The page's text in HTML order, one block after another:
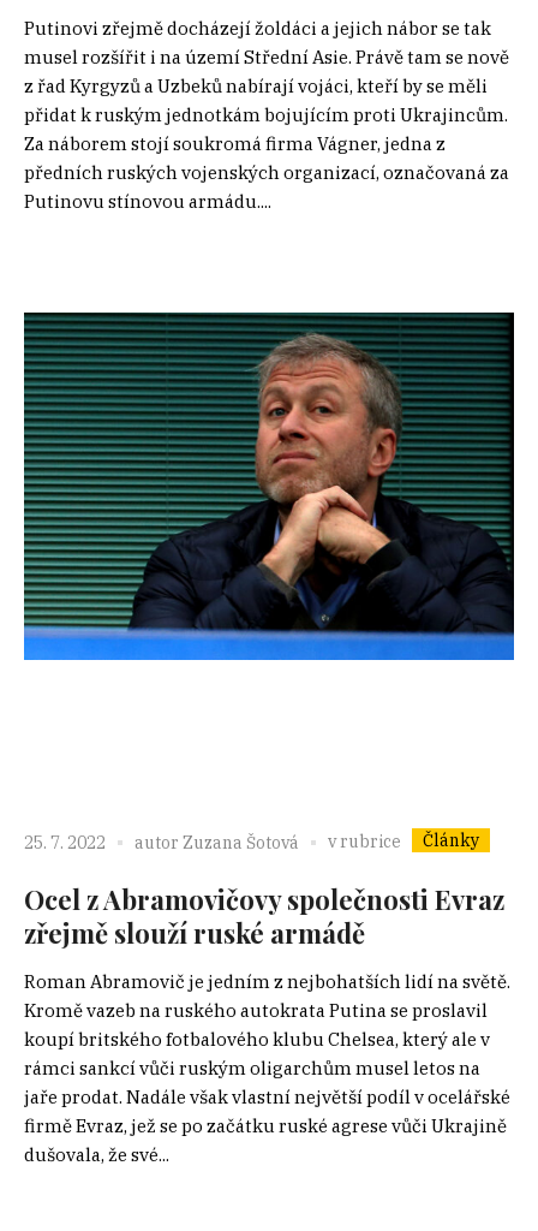
Putinovi zřejmě docházejí žoldáci a jejich nábor se tak
musel rozšířit i na území Střední Asie. Právě tam se nově
z řad Kyrgyzů a Uzbeků nabírají vojáci, kteří by se měli
přidat k ruským jednotkám bojujícím proti Ukrajincům.
Za náborem stojí soukromá firma Vágner, jedna z
předních ruských vojenských organizací, označovaná za
Putinovu stínovou armádu....
25. 7. 2022 autor Zuzana Šotová v rubrice Články
Ocel z Abramovičovy společnosti Evraz
zřejmě slouží ruské armádě
Roman Abramovič je jedním z nejbohatších lidí na světě.
Kromě vazeb na ruského autokrata Putina se proslavil
koupí britského fotbalového klubu Chelsea, který ale v
rámci sankcí vůči ruským oligarchům musel letos na
jaře prodat. Nadále však vlastní největší podíl v ocelářské
firmě Evraz, jež se po začátku ruské agrese vůči Ukrajině
dušovala, že své...